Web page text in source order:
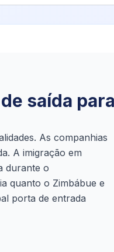
saída
As companhias
A imigração em
durante o
quanto o Zimbábue e
porta de entrada